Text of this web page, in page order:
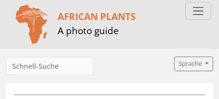
AFRICAN PLANTS
A photo guide
Sprache